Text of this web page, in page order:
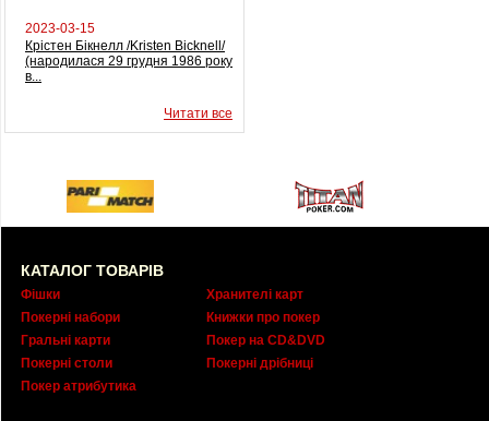
2023-03-15
Крістен Бікнелл /Kristen Bicknell/
(народилася 29 грудня 1986 року
в...
Читати все
КАТАЛОГ ТОВАРІВ
Фішки
Покерні набори
Гральні карти
Покерні столи
Покер атрибутика
Хранителі карт
Книжки про покер
Покер на CD&DVD
Покерні дрібниці